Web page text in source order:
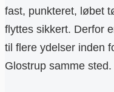
fast, punkteret, løbet
flyttes sikkert. Derfor
til flere ydelser inden
Glostrup samme sted.